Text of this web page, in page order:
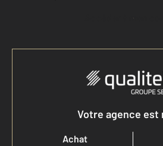
Accéder à mon
Votre agence est
Achat